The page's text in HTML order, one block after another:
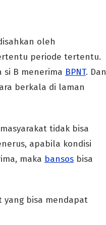
oleh
periode tertentu.
si B menerima BPNT. Dan
berkala di laman
tidak bisa
apabila kondisi
maka bansos bisa
yang bisa mendapat